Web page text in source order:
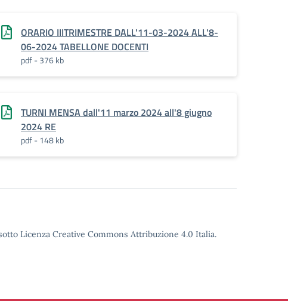
ORARIO IIITRIMESTRE DALL'11-03-2024 ALL'8-
06-2024 TABELLONE DOCENTI
pdf - 376 kb
TURNI MENSA dall'11 marzo 2024 all'8 giugno
2024 RE
pdf - 148 kb
Licenza Creative Commons Attribuzione 4.0 Italia.